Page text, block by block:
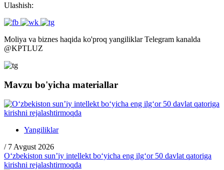
Ulashish:
Moliya va biznes haqida ko'proq yangiliklar Telegram kanalda
@KPTLUZ
Mavzu bo'yicha materiallar
Yangiliklar
/ 7 Avgust 2026
O‘zbekiston sun’iy intellekt bo‘yicha eng ilg‘or 50 davlat qatoriga
kirishni rejalashtirmoqda